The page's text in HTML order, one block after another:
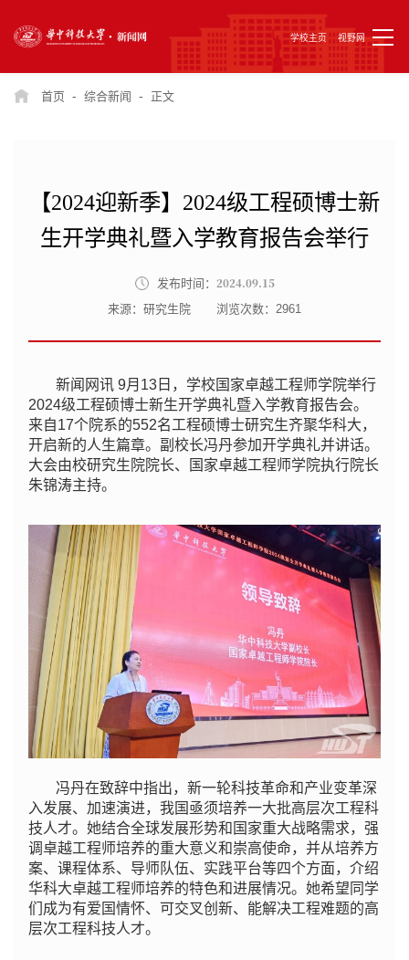
学校主页 视野网
首页 - 综合新闻 - 正文
【2024迎新季】2024级工程硕博士新
生开学典礼暨入学教育报告会举行
发布时间： 2024.09.15
来源：研究生院 浏览次数：2961
新闻网讯 9月13日，学校国家卓越工程师学院举行
2024级工程硕博士新生开学典礼暨入学教育报告会。
来自17个院系的552名工程硕博士研究生齐聚华科大，
开启新的人生篇章。副校长冯丹参加开学典礼并讲话。
大会由校研究生院院长、国家卓越工程师学院执行院长
朱锦涛主持。
冯丹在致辞中指出，新一轮科技革命和产业变革深
入发展、加速演进，我国亟须培养一大批高层次工程科
技人才。她结合全球发展形势和国家重大战略需求，强
调卓越工程师培养的重大意义和崇高使命，并从培养方
案、课程体系、导师队伍、实践平台等四个方面，介绍
华科大卓越工程师培养的特色和进展情况。她希望同学
们成为有爱国情怀、可交叉创新、能解决工程难题的高
层次工程科技人才。